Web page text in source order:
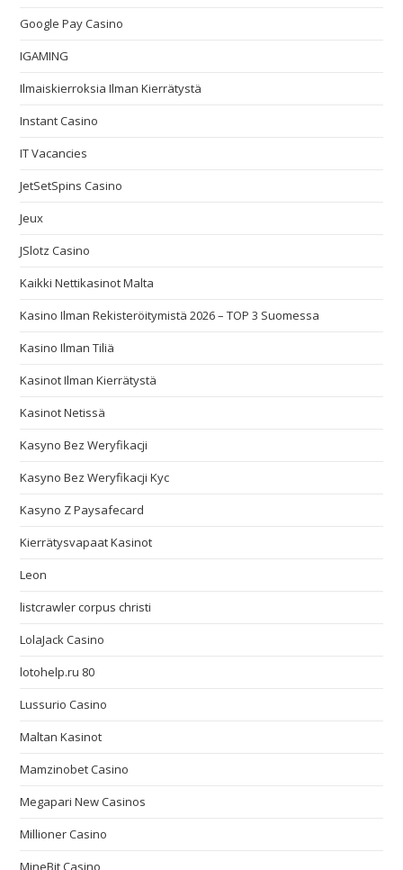
Google Pay Casino
IGAMING
Ilmaiskierroksia Ilman Kierrätystä
Instant Casino
IT Vacancies
JetSetSpins Casino
Jeux
JSlotz Casino
Kaikki Nettikasinot Malta
Kasino Ilman Rekisteröitymistä 2026 – TOP 3 Suomessa
Kasino Ilman Tiliä
Kasinot Ilman Kierrätystä
Kasinot Netissä
Kasyno Bez Weryfikacji
Kasyno Bez Weryfikacji Kyc
Kasyno Z Paysafecard
Kierrätysvapaat Kasinot
Leon
listcrawler corpus christi
LolaJack Casino
lotohelp.ru 80
Lussurio Casino
Maltan Kasinot
Mamzinobet Casino
Megapari New Casinos
Millioner Casino
MineBit Casino